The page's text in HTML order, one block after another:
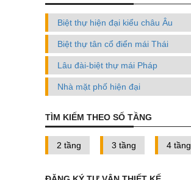
Biệt thự hiện đại kiểu châu Âu
Biệt thự tân cổ điển mái Thái
Lâu đài-biệt thự mái Pháp
Nhà mặt phố hiện đại
TÌM KIẾM THEO SỐ TẦNG
2 tầng 3 tầng 4 tầng